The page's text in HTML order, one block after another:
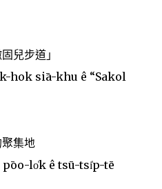
兒步道」
hok siā-khu ê “Sakol
集地
lo̍k ê tsū-tsi̍p-tē